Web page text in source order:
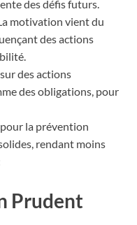
des défis futurs.
motivation vient du
des actions
des actions
des obligations, pour
la prévention
rendant moins
Prudent